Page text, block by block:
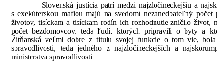
Slovenská justícia patrí medzi najzločineckejšiu a
s exekúterskou mafiou majú na svedomí nezanedbateľný počet
životov, tisíckam a tisíckam rodín ich rozhodnutie zničilo život,
počet bezdomovcov, teda ľudí, ktorých pripravili o byty a
Žitňanská veľmi dobre z titulu svojej funkcie o tom vie,
spravodlivosti, teda jedného z najzločineckejších a
ministerstva spravodlivosti.